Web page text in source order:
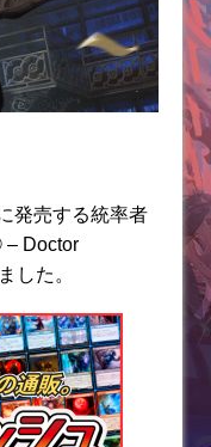
発売する統率者
– Doctor
した。